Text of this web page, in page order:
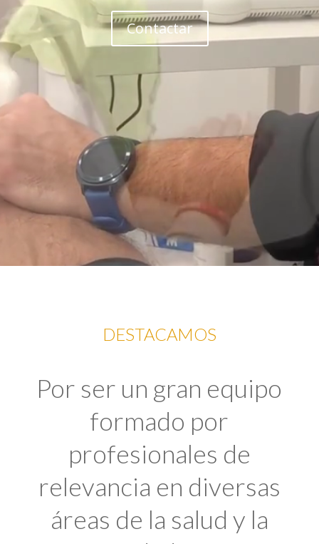
Contactar
DESTACAMOS
Por ser un gran equipo
formado por
profesionales de
relevancia en diversas
áreas de la salud y la